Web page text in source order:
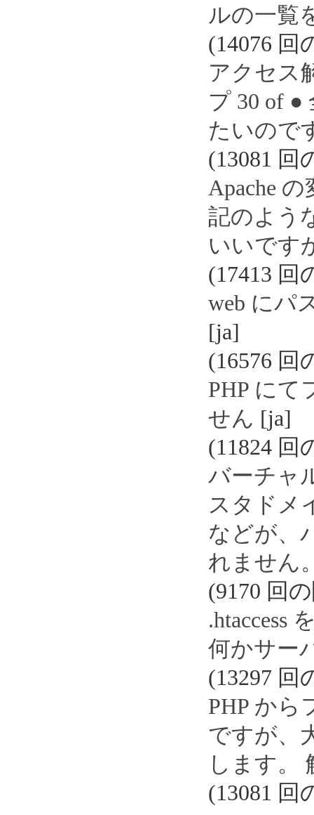
ルの一覧
(14076 回
アクセス
プ 30 of ●
たいので
(13081 回
Apache
記のよう
いいです
(17413 回
web にパ
[ja]
(16576 回
PHP にて
せん [ja]
(11824 回
バーチャ
スタドメ
などが、
れません
(9170 回
.htaccess
何かサー
(13297 回
PHP から
ですが、
します。
(13081 回